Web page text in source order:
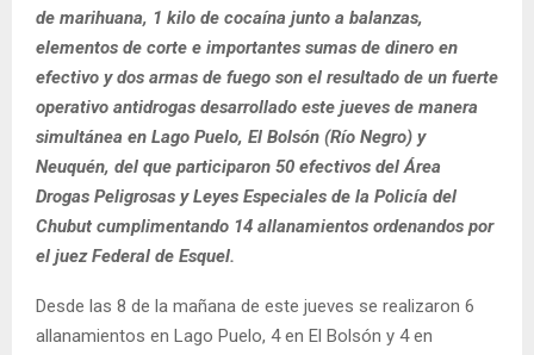
de marihuana, 1 kilo de cocaína junto a balanzas,
elementos de corte e importantes sumas de dinero en
efectivo y dos armas de fuego son el resultado de un fuerte
operativo antidrogas desarrollado este jueves de manera
simultánea en Lago Puelo, El Bolsón (Río Negro) y
Neuquén, del que participaron 50 efectivos del Área
Drogas Peligrosas y Leyes Especiales de la Policía del
Chubut cumplimentando 14 allanamientos ordenandos por
el juez Federal de Esquel.
Desde las 8 de la mañana de este jueves se realizaron 6
allanamientos en Lago Puelo, 4 en El Bolsón y 4 en